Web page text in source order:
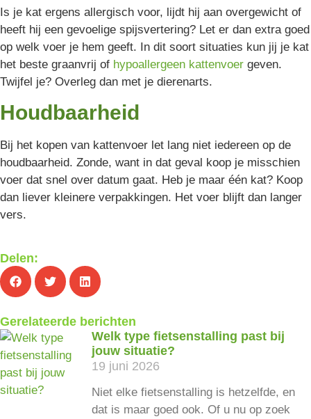
Is je kat ergens allergisch voor, lijdt hij aan overgewicht of
heeft hij een gevoelige spijsvertering? Let er dan extra goed
op welk voer je hem geeft. In dit soort situaties kun jij je kat
het beste graanvrij of hypoallergeen kattenvoer geven.
Twijfel je? Overleg dan met je dierenarts.
Houdbaarheid
Bij het kopen van kattenvoer let lang niet iedereen op de
houdbaarheid. Zonde, want in dat geval koop je misschien
voer dat snel over datum gaat. Heb je maar één kat? Koop
dan liever kleinere verpakkingen. Het voer blijft dan langer
vers.
Delen:
Gerelateerde berichten
Welk type fietsenstalling past bij
jouw situatie?
19 juni 2026
Niet elke fietsenstalling is hetzelfde, en
dat is maar goed ook. Of u nu op zoek